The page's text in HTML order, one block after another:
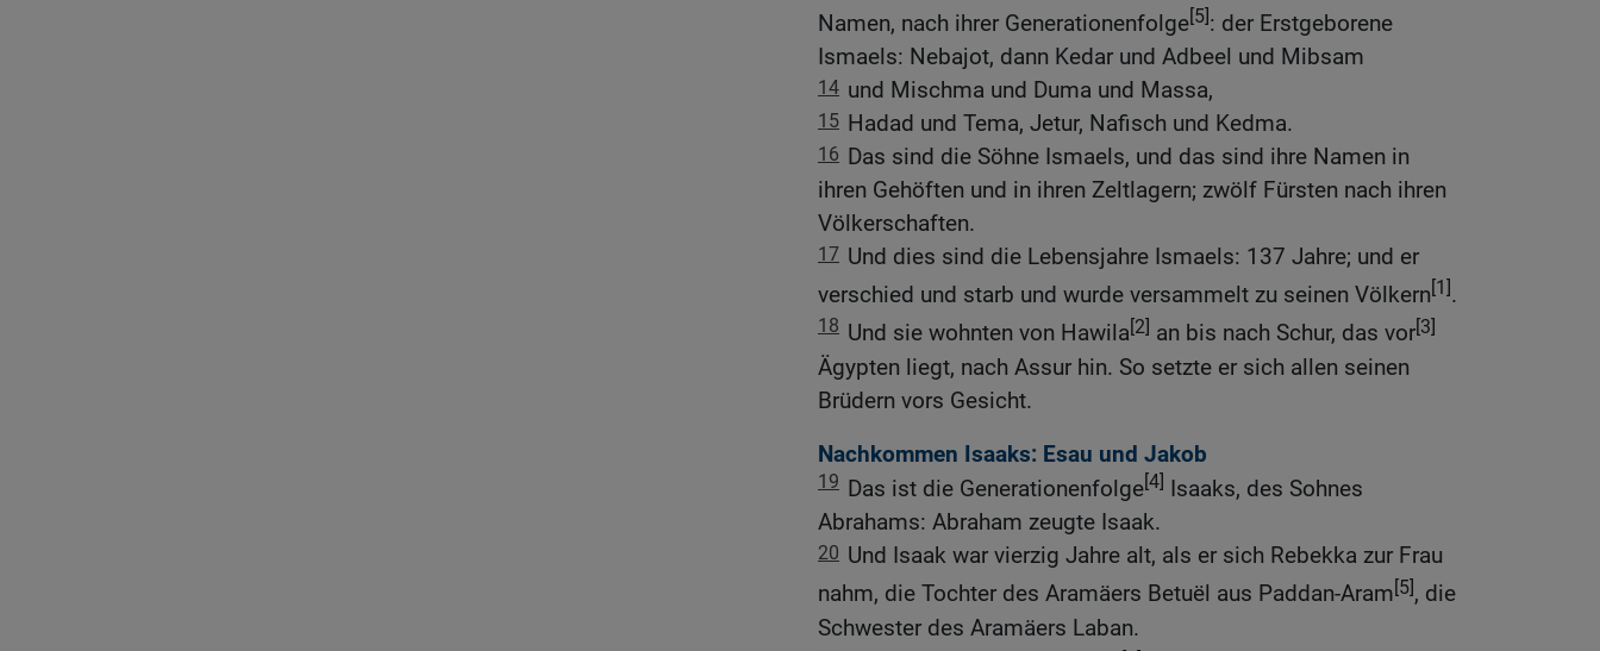
Namen, nach ihrer Generationenfolge[5]: der Erstgeborene
Ismaels: Nebajot, dann Kedar und Adbeel und Mibsam
14 und Mischma und Duma und Massa,
15 Hadad und Tema, Jetur, Nafisch und Kedma.
16 Das sind die Söhne Ismaels, und das sind ihre Namen in
ihren Gehöften und in ihren Zeltlagern; zwölf Fürsten nach ihren
Völkerschaften.
17 Und dies sind die Lebensjahre Ismaels: 137 Jahre; und er
verschied und starb und wurde versammelt zu seinen Völkern[1].
18 Und sie wohnten von Hawila[2] an bis nach Schur, das vor[3]
Ägypten liegt, nach Assur hin. So setzte er sich allen seinen
Brüdern vors Gesicht.
Nachkommen Isaaks: Esau und Jakob
19 Das ist die Generationenfolge[4] Isaaks, des Sohnes
Abrahams: Abraham zeugte Isaak.
20 Und Isaak war vierzig Jahre alt, als er sich Rebekka zur Frau
nahm, die Tochter des Aramäers Betuël aus Paddan-Aram[5], die
Schwester des Aramäers Laban.